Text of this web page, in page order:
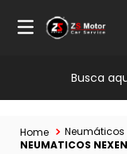
Busca
Neumáticos
NEUMATICOS